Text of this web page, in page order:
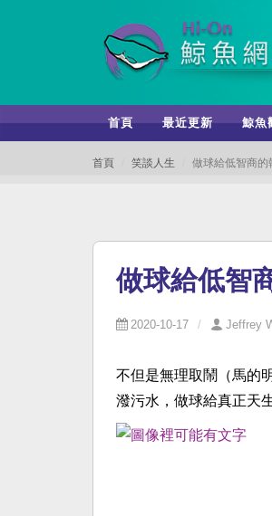
首頁 最近更新 鯨魚
首頁 笑談人生 做球給低智商的
做球給低智
2020-10-17 Jeffrey
不但是無理取鬧（馬的
潑污水，做球給真正天